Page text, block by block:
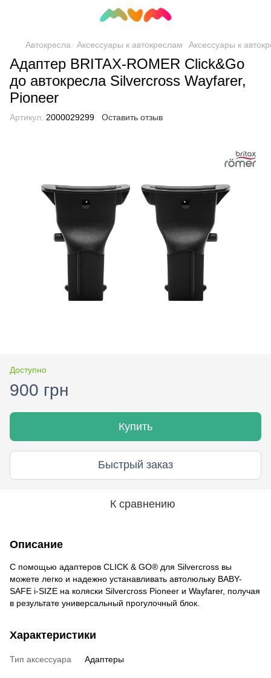
Автокресла Аксессуары к автокреслам Аксессуары к
Адаптер BRITAX-ROMER Click&Go
до автокресла Silvercross Wayfarer,
Pioneer
Артикул: 2000029299 Оставить отзыв
Доступно
900 грн
Купить
Быстрый заказ
К сравнению
Описание
С помощью адаптеров CLICK & GO® для Silvercross вы
можете легко и надежно устанавливать автолюльку BABY-
SAFE i-SIZE на коляски Silvercross Pioneer и Wayfarer, получая
в результате универсальный прогулочный блок.
Характеристики
Тип аксессуара Адаптеры